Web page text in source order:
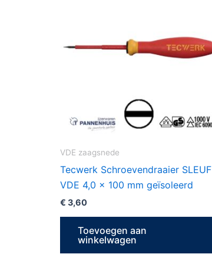
VDE zaagsnede
Tecwerk Schroevendraaier SLEUF
VDE 4,0 x 100 mm geïsoleerd
€ 3,60
Toevoegen aan
winkelwagen